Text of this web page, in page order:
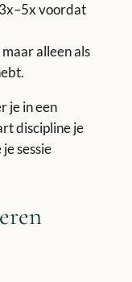
voordat
alleen als
je in een
discipline je
sessie